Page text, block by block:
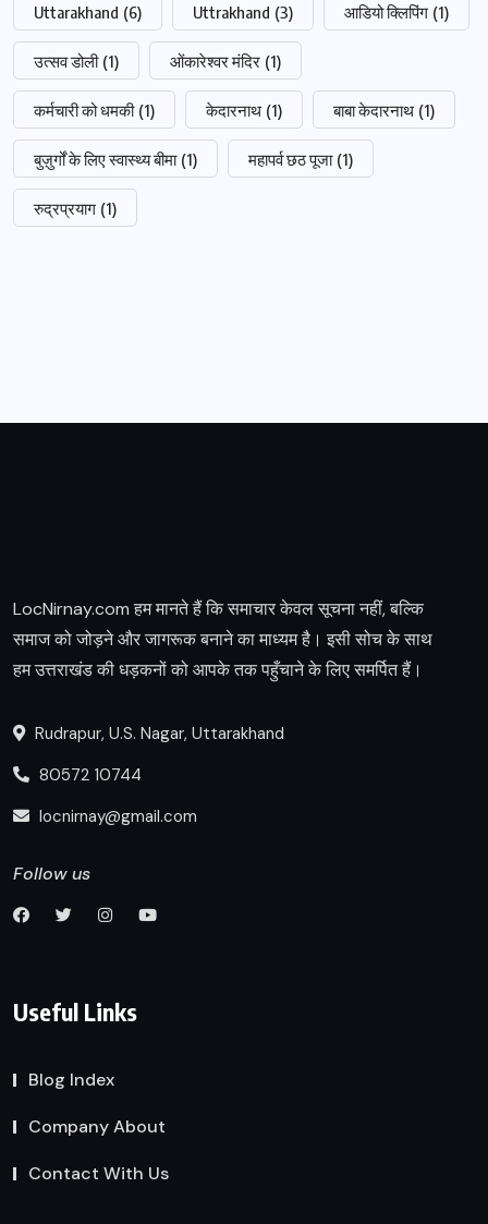
Uttarakhand (6) Uttrakhand (3) आडियो क्लिपिंग (1)
उत्सव डोली (1) ओंकारेश्वर मंदिर (1)
कर्मचारी को धमकी (1) केदारनाथ (1) बाबा केदारनाथ (1)
बुज़ुर्गों के लिए स्वास्थ्य बीमा (1) महापर्व छठ पूजा (1)
रुद्रप्रयाग (1)
LocNirnay.com हम मानते हैं कि समाचार केवल सूचना नहीं, बल्कि
समाज को जोड़ने और जागरूक बनाने का माध्यम है। इसी सोच के साथ
हम उत्तराखंड की धड़कनों को आपके तक पहुँचाने के लिए समर्पित हैं।
Rudrapur, U.S. Nagar, Uttarakhand
80572 10744
locnirnay@gmail.com
Follow us
Useful Links
Blog Index
Company About
Contact With Us